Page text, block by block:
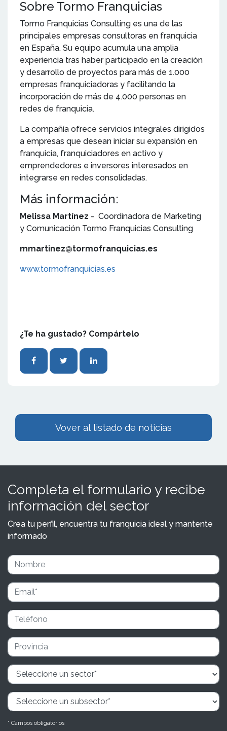
Sobre Tormo Franquicias
Tormo Franquicias Consulting es una de las
principales empresas consultoras en franquicia
en España. Su equipo acumula una amplia
experiencia tras haber participado en la creación
y desarrollo de proyectos para más de 1.000
empresas franquiciadoras y facilitando la
incorporación de más de 4.000 personas en
redes de franquicia.
La compañía ofrece servicios integrales dirigidos
a empresas que desean iniciar su expansión en
franquicia, franquiciadores en activo y
emprendedores e inversores interesados en
integrarse en redes consolidadas.
Más información:
Melissa Martínez - Coordinadora de Marketing
y Comunicación Tormo Franquicias Consulting
mmartinez@tormofranquicias.es
www.tormofranquicias.es
¿Te ha gustado? Compártelo
Vover al listado de noticias
Completa el formulario y recibe
información del sector
Crea tu perfil, encuentra tu franquicia ideal y mantente
informado
* Campos obligatorios